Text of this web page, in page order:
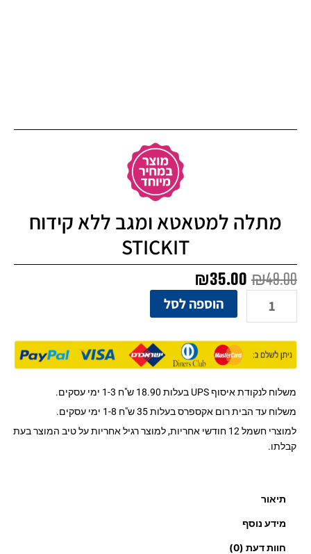
מתלה למטאטא ומגב ללא קידוח
STICKIT
₪49.00 המחיר
המקורי
היה:
₪49.00.
₪35.00
הנוכחי
הוא:
₪35.00.
למטאטא
ומגב
קידוח
הוספה לסל
משלוח לנקודת איסוף UPS בעלות 18.90 ש"ח 1-3 ימי עסקים.
משלוח עד הבית רום אקספרס בעלות 35 ש"ח 1-8 ימי עסקים.
למוצרי חשמל 12 חודשי אחריות, למוצר רגיל אחריות על טיב המוצר בעת
קבלתו.
תיאור
מידע נוסף
חוות דעת (0)